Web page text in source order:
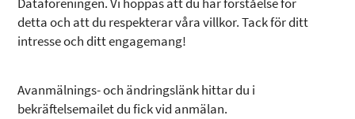
detta och att du respekterar våra villkor. Tack för ditt
intresse och ditt engagemang!
Avanmälnings- och ändringslänk hittar du i
bekräftelsemailet du fick vid anmälan.